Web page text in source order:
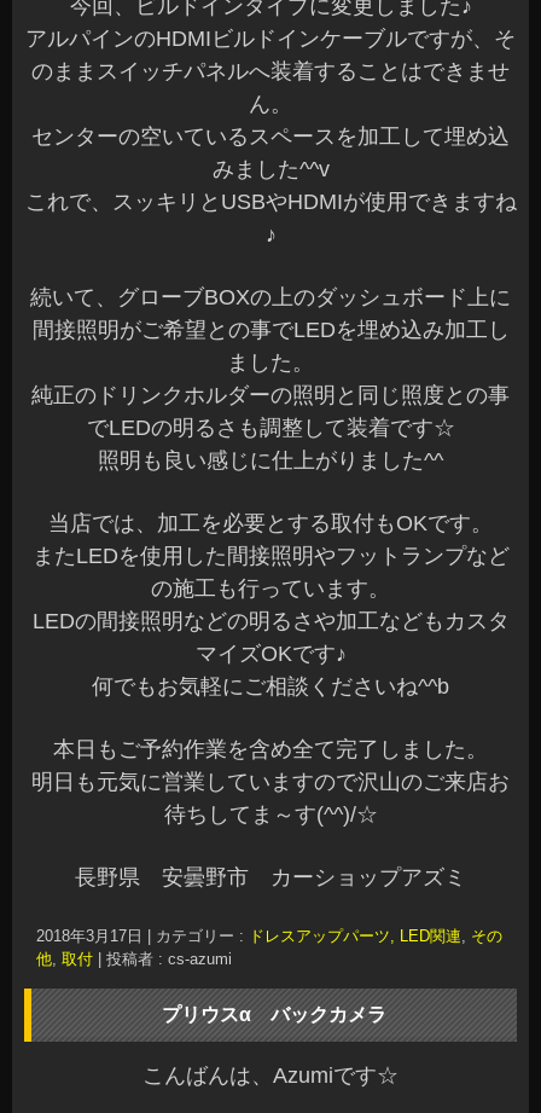
今回、ビルドインタイプに変更しました♪
アルパインのHDMIビルドインケーブルですが、そ
のままスイッチパネルへ装着することはできませ
ん。
センターの空いているスペースを加工して埋め込
みました^^v
これで、スッキリとUSBやHDMIが使用できますね
♪
続いて、グローブBOXの上のダッシュボード上に
間接照明がご希望との事でLEDを埋め込み加工し
ました。
純正のドリンクホルダーの照明と同じ照度との事
でLEDの明るさも調整して装着です☆
照明も良い感じに仕上がりました^^
当店では、加工を必要とする取付もOKです。
またLEDを使用した間接照明やフットランプなど
の施工も行っています。
LEDの間接照明などの明るさや加工などもカスタ
マイズOKです♪
何でもお気軽にご相談くださいね^^b
本日もご予約作業を含め全て完了しました。
明日も元気に営業していますので沢山のご来店お
待ちしてま～す(^^)/☆
長野県 安曇野市 カーショップアズミ
2018年3月17日 カテゴリー : ドレスアップパーツ, LED関連, その
他, 取付 投稿者 : cs-azumi
プリウスα バックカメラ
こんばんは、Azumiです☆